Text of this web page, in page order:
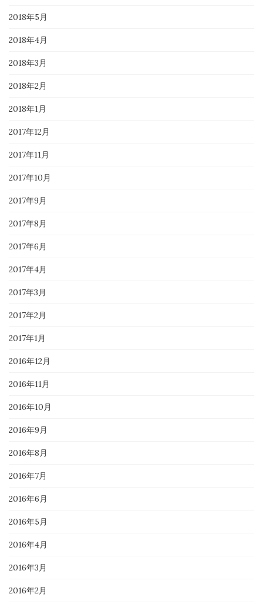
2018年5月
2018年4月
2018年3月
2018年2月
2018年1月
2017年12月
2017年11月
2017年10月
2017年9月
2017年8月
2017年6月
2017年4月
2017年3月
2017年2月
2017年1月
2016年12月
2016年11月
2016年10月
2016年9月
2016年8月
2016年7月
2016年6月
2016年5月
2016年4月
2016年3月
2016年2月